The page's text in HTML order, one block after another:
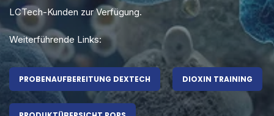
LCTech-Kunden zur Verfügung.
Weiterführende Links:
PROBENAUFBEREITUNG DEXTECH DIOXIN TRAINING